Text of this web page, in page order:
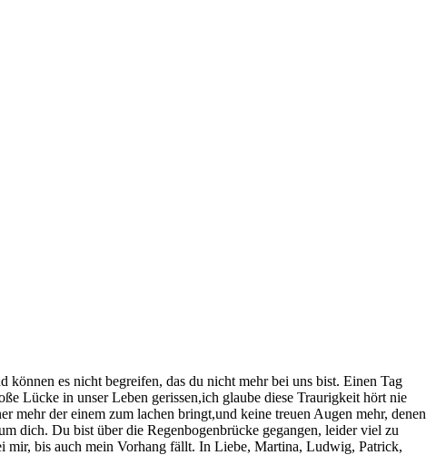
es nicht begreifen, das du nicht mehr bei uns bist. Einen Tag
Lücke in unser Leben gerissen,ich glaube diese Traurigkeit hört nie
der einem zum lachen bringt,und keine treuen Augen mehr, denen
dich. Du bist über die Regenbogenbrücke gegangen, leider viel zu
mir, bis auch mein Vorhang fällt. In Liebe, Martina, Ludwig, Patrick,